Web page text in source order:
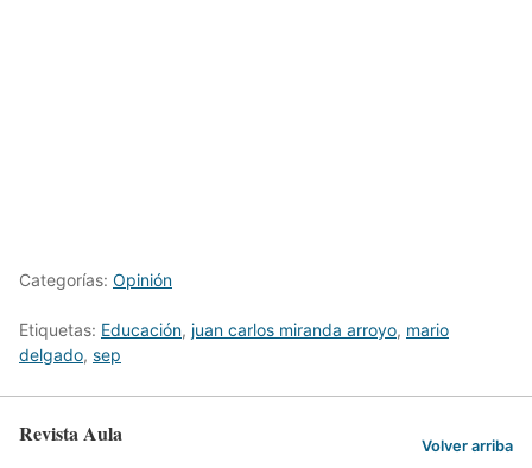
Categorías: Opinión
Etiquetas: Educación, juan carlos miranda arroyo, mario
delgado, sep
Revista Aula Volver arriba